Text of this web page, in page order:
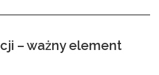
– ważny element